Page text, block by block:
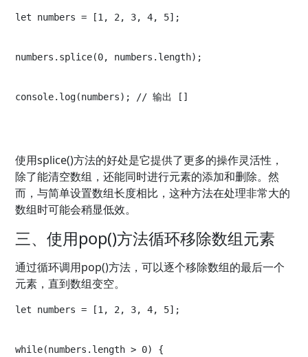
let numbers = [1, 2, 3, 4, 5];
numbers.splice(0, numbers.length);
console.log(numbers); // 输出 []
使用splice()方法的好处是它提供了更多的操作灵活性，
除了能清空数组，还能同时进行元素的添加和删除。然
而，与简单设置数组长度相比，这种方法在处理非常大的
数组时可能会稍显低效。
三、使用pop()方法循环移除数组元素
通过循环调用pop()方法，可以逐个移除数组的最后一个
元素，直到数组变空。
let numbers = [1, 2, 3, 4, 5];
while(numbers.length > 0) {